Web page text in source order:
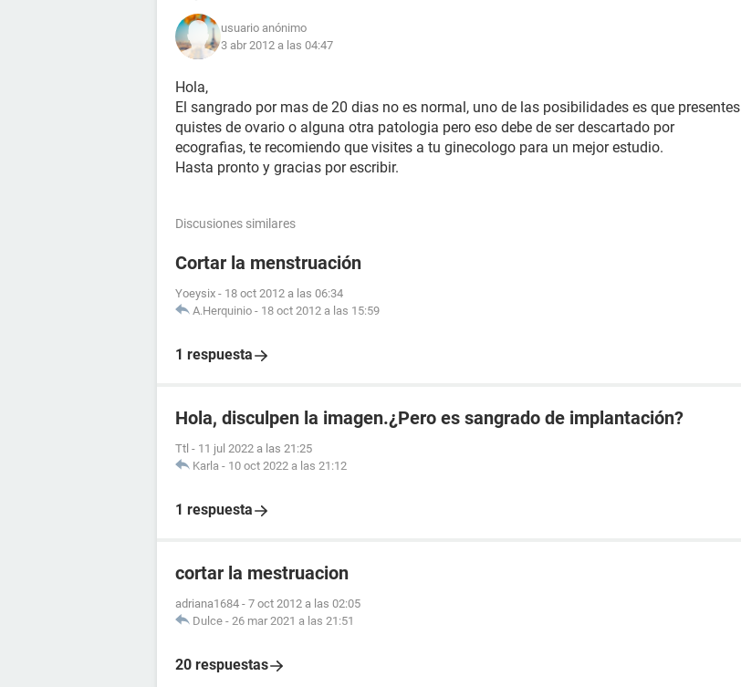
usuario anónimo
3 abr 2012 a las 04:47
Hola,
El sangrado por mas de 20 dias no es normal, uno de las posibilidades es que presentes
quistes de ovario o alguna otra patologia pero eso debe de ser descartado por
ecografias, te recomiendo que visites a tu ginecologo para un mejor estudio.
Hasta pronto y gracias por escribir.
Discusiones similares
Cortar la menstruación
Yoeysix - 18 oct 2012 a las 06:34
A.Herquinio - 18 oct 2012 a las 15:59
1 respuesta
Hola, disculpen la imagen.¿Pero es sangrado de implantación?
Ttl - 11 jul 2022 a las 21:25
Karla - 10 oct 2022 a las 21:12
1 respuesta
cortar la mestruacion
adriana1684 - 7 oct 2012 a las 02:05
Dulce - 26 mar 2021 a las 21:51
20 respuestas